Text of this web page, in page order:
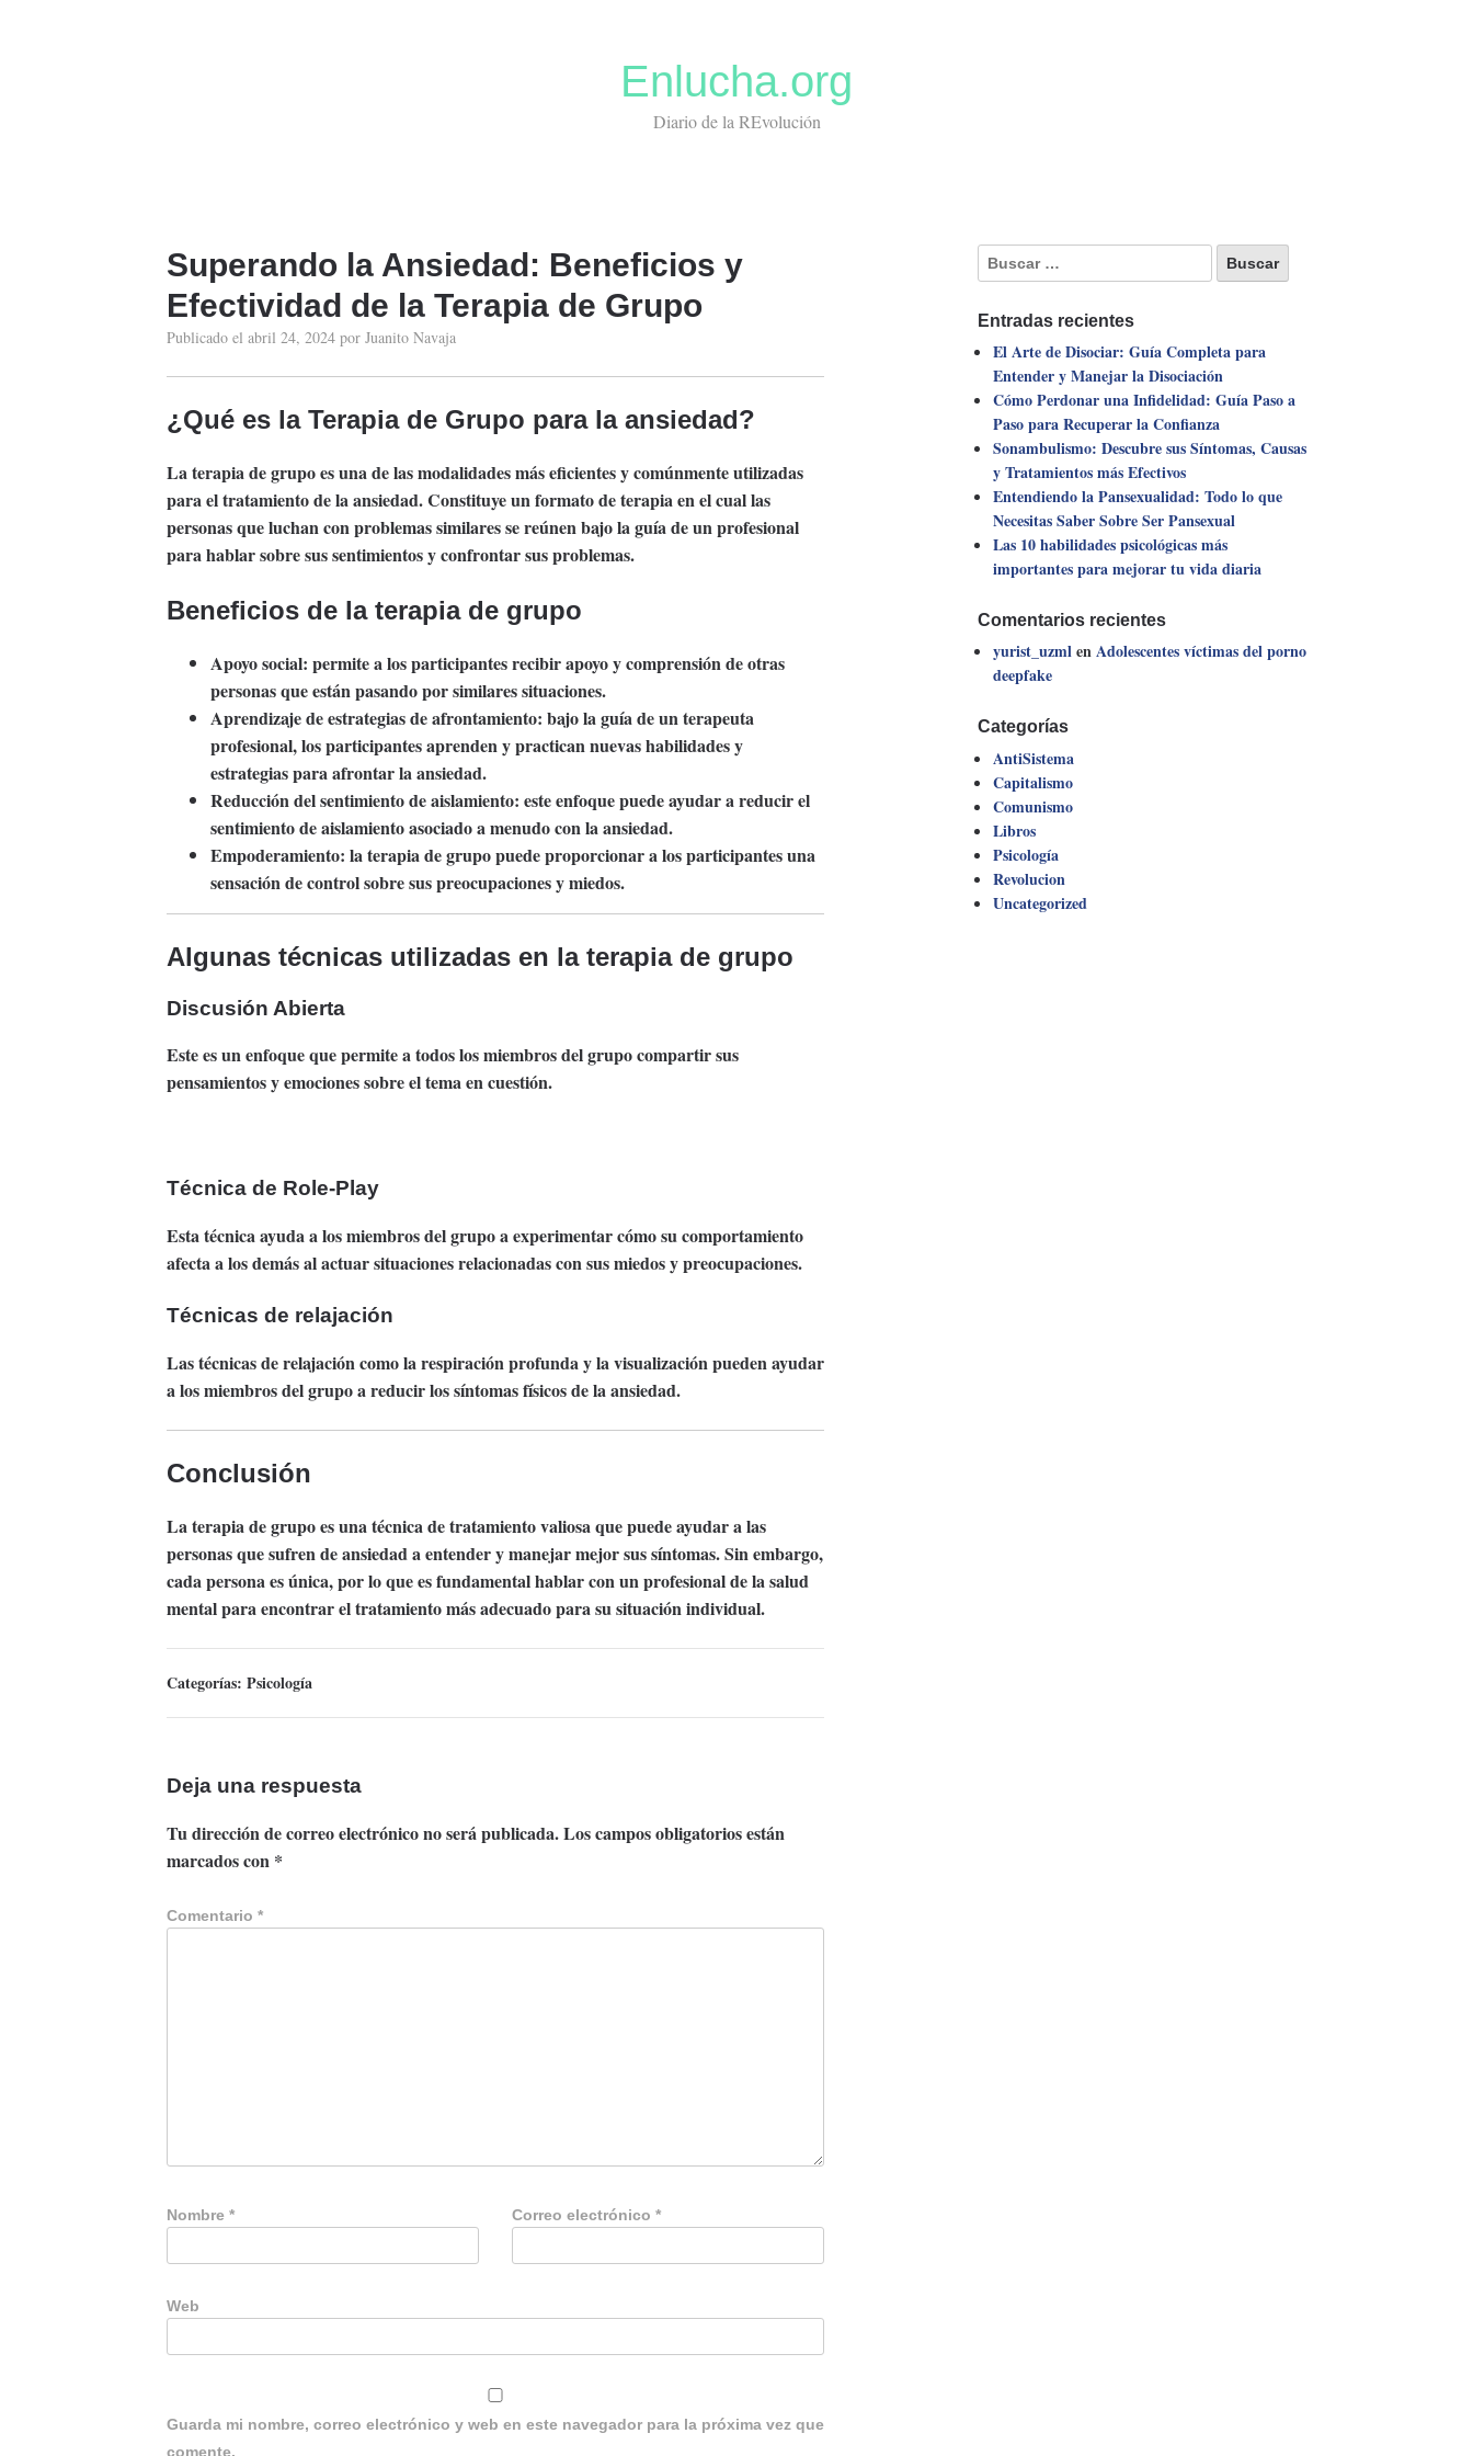
Enlucha.org
Diario de la REvolución
Superando la Ansiedad: Beneficios y
Efectividad de la Terapia de Grupo
Publicado el abril 24, 2024 por Juanito Navaja
¿Qué es la Terapia de Grupo para la ansiedad?
Laterapia de grupoes una de las modalidades más eficientes y comúnmente utilizadas
para el tratamiento de la ansiedad. Constituye un formato de terapia en el cual las
personas que luchan con problemas similares se reúnen bajo la guía de un profesional
para hablar sobre sus sentimientos y confrontar sus problemas.
Beneficios de la terapia de grupo
Apoyo social: permite a los participantes recibir apoyo y comprensión de otras
personas que están pasando por similares situaciones.
Aprendizaje de estrategias de afrontamiento: bajo la guía de un terapeuta
profesional, los participantes aprenden y practican nuevas habilidades y
estrategias para afrontar la ansiedad.
Reducción del sentimiento de aislamiento: este enfoque puede ayudar a reducir el
sentimiento de aislamiento asociado a menudo con la ansiedad.
Empoderamiento: la terapia de grupo puede proporcionar a los participantes una
sensación de control sobre sus preocupaciones y miedos.
Algunas técnicas utilizadas en la terapia de grupo
Discusión Abierta
Este es un enfoque que permite a todos los miembros del grupo compartir sus
pensamientos y emociones sobre el tema en cuestión.
Técnica de Role-Play
Esta técnica ayuda a los miembros del grupo a experimentar cómo su comportamiento
afecta a los demás al actuar situaciones relacionadas con sus miedos y preocupaciones.
Técnicas de relajación
Las técnicas de relajación como la respiración profunda y la visualización pueden ayudar
a los miembros del grupo a reducir los síntomas físicos de la ansiedad.
Conclusión
Laterapia de grupoes una técnica de tratamiento valiosa que puede ayudar a las
personas que sufren de ansiedad a entender y manejar mejor sus síntomas. Sin embargo,
cada persona es única, por lo que es fundamental hablar con un profesional de la salud
mental para encontrar el tratamiento más adecuado para su situación individual.
Categorías: Psicología
Deja una respuesta
Tu dirección de correo electrónico no será publicada.Los campos obligatorios están
marcados con *
Comentario *
Nombre * Correo electrónico *
Web
Guarda mi nombre, correo electrónico y web en este navegador para la próxima vez que
comente.
Entradas recientes
El Arte de Disociar: Guía Completa para
Entender y Manejar la Disociación
Cómo Perdonar una Infidelidad: Guía Paso a
Paso para Recuperar la Confianza
Sonambulismo: Descubre sus Síntomas, Causas
y Tratamientos más Efectivos
Entendiendo la Pansexualidad: Todo lo que
Necesitas Saber Sobre Ser Pansexual
Las 10 habilidades psicológicas más
importantes para mejorar tu vida diaria
Comentarios recientes
yurist_uzmlenAdolescentes víctimas del porno
deepfake
Categorías
AntiSistema
Capitalismo
Comunismo
Libros
Psicología
Revolucion
Uncategorized